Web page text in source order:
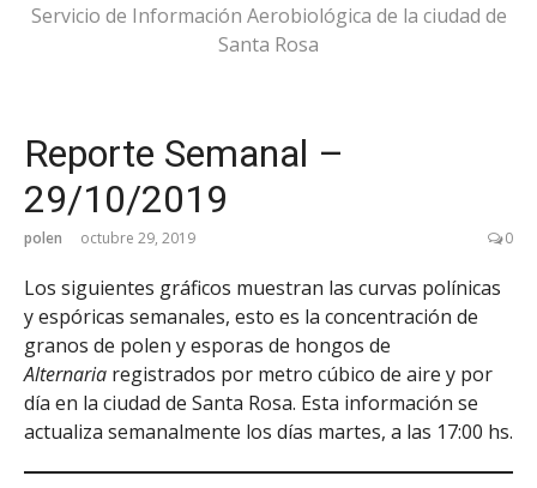
Servicio de Información Aerobiológica de la ciudad de
Santa Rosa
Reporte Semanal –
29/10/2019
polen octubre 29, 2019 0
Los siguientes gráficos muestran las curvas polínicas
y espóricas semanales, esto es la concentración de
granos de polen y esporas de hongos de
Alternaria registrados por metro cúbico de aire y por
día en la ciudad de Santa Rosa. Esta información se
actualiza semanalmente los días martes, a las 17:00 hs.